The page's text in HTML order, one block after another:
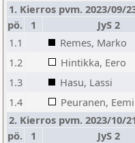
1. Kierros pvm. 2023/09/
pö.
1 JyS 2
1.1
Remes, Marko
1.2
Hintikka, Eero
1.3
Hasu, Lassi
1.4
Peuranen,
2. Kierros pvm. 2023/10/
pö.
1 JyS 2